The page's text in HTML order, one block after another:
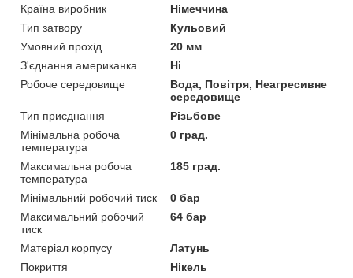
Країна виробник
Німеччина
Тип затвору
Кульовий
Умовний прохід
20 мм
З'єднання американка
Ні
Робоче середовище
Вода, Повітря, Неагресивне
середовище
Тип приєднання
Різьбове
Мінімальна робоча
температура
0 град.
Максимальна робоча
температура
185 град.
Мінімальний робочий тиск
0 бар
Максимальний робочий
тиск
64 бар
Матеріал корпусу
Латунь
Покриття
Нікель